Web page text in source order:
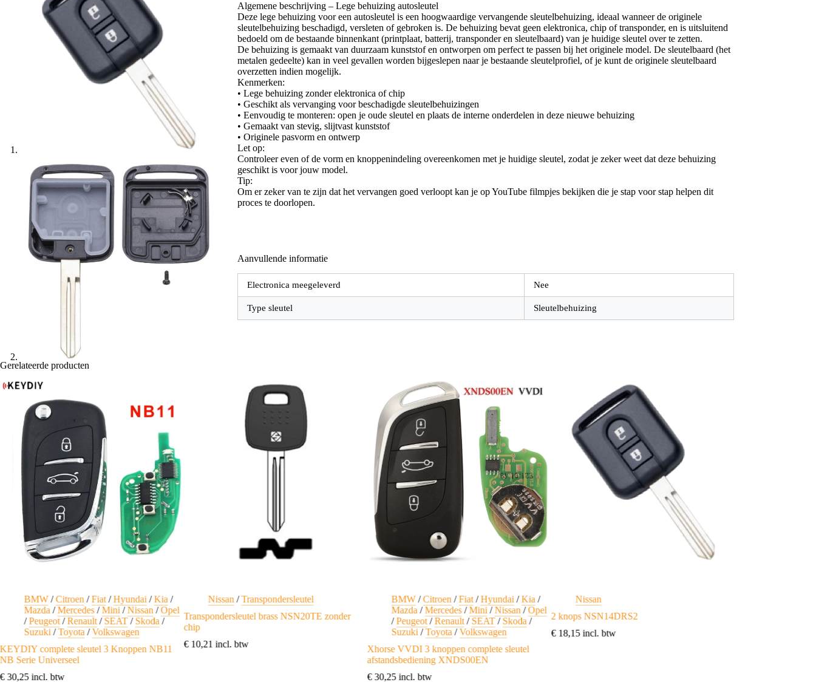
Algemene beschrijving – Lege behuizing autosleutel
Deze lege behuizing voor een autosleutel is een hoogwaardige vervangende sleutelbehuizing, ideaal wanneer de originele
sleutelbehuizing beschadigd, versleten of gebroken is. De behuizing bevat geen elektronica, chip of transponder, en is uitsluitend
bedoeld om de bestaande binnenkant (printplaat, batterij, transponder en sleutelbaard) van je huidige sleutel over te zetten.
De behuizing is gemaakt van duurzaam kunststof en ontworpen om perfect te passen bij het originele model. De sleutelbaard (het
metalen gedeelte) kan in veel gevallen worden bijgeslepen naar je bestaande sleutelprofiel, of je kunt de originele sleutelbaard
overzetten indien mogelijk.
Kenmerken:
• Lege behuizing zonder elektronica of chip
• Geschikt als vervanging voor beschadigde sleutelbehuizingen
• Eenvoudig te monteren: open je oude sleutel en plaats de interne onderdelen in deze nieuwe behuizing
• Gemaakt van stevig, slijtvast kunststof
• Originele pasvorm en ontwerp
Let op:
Controleer even of de vorm en knoppenindeling overeenkomen met je huidige sleutel, zodat je zeker weet dat deze behuizing
geschikt is voor jouw model.
Tip:
Om er zeker van te zijn dat het vervangen goed verloopt kan je op YouTube filmpjes bekijken die je stap voor stap helpen dit
proces te doorlopen.
Aanvullende informatie
Electronica meegeleverd Nee
Type sleutel Sleutelbehuizing
Gerelateerde producten
BMW/Citroen /Fiat/Hyundai /Kia /
Mazda /Mercedes/Mini /Nissan /Opel
/Peugeot/Renault/SEAT/Skoda /
Suzuki /Toyota /Volkswagen
KEYDIY complete sleutel 3 Knoppen NB11
NB Serie Universeel
€ 30,25 incl. btw
Nissan /Transpondersleutel
Transpondersleutel brass NSN20TE zonder
chip
€10,21 incl. btw
BMW/Citroen /Fiat/Hyundai /Kia /
Mazda /Mercedes/Mini /Nissan /Opel
/Peugeot/Renault/SEAT/Skoda /
Suzuki /Toyota /Volkswagen
Xhorse VVDI 3 knoppen complete sleutel
afstandsbediening XNDS00EN
€30,25incl. btw
Nissan
2 knops NSN14DRS2
€18,15incl. btw